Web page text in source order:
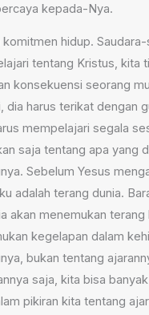
kepada-Nya.
komitmen hidup.
tentang Kristus, kita
konsekuensi seorang
dia harus terikat dengan
mempelajari segala
saja tentang apa yang
Sebelum Yesus
adalah terang dunia.
akan menemukan
kegelapan dalam
bukan tentang
saja, kita bisa
pikiran kita tentang